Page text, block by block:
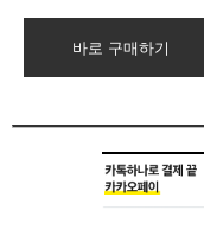
바로 구매하기